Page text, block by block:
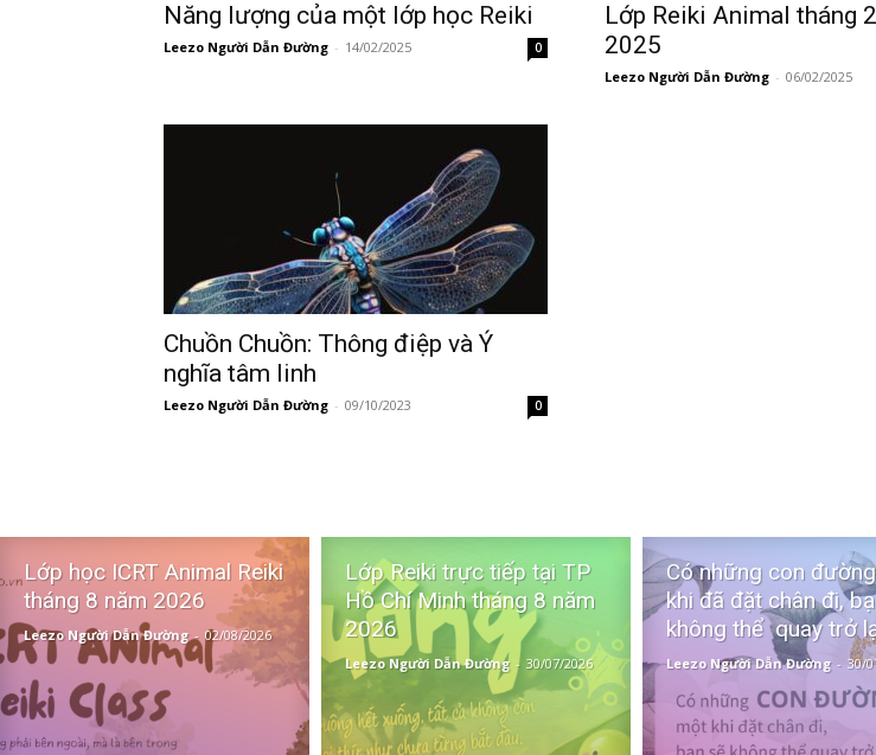
Năng lượng của một lớp học Reiki
Leezo Người Dẫn Đường - 14/02/2025 0
Lớp Reiki Animal tháng
2025
Leezo Người Dẫn Đường - 06/02/2025
Chuồn Chuồn: Thông điệp và Ý
nghĩa tâm linh
Leezo Người Dẫn Đường - 09/10/2023 0
Lớp học ICRT Animal Reiki
tháng 8 năm 2026
Leezo Người Dẫn Đường - 02/08/2026
Lớp Reiki trực tiếp tại TP
Hồ Chí Minh tháng 8 năm
2026
Leezo Người Dẫn Đường - 30/07/2026
Có những con
khi đã đặt chân đi,
không thể quay trở
Leezo Người Dẫn Đường - 30/